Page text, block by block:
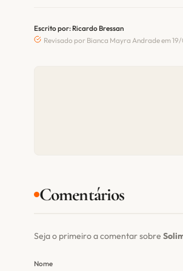
Escrito por: Ricardo Bressan
Revisado por Bianca Mayra Andrade em
Comentários
Seja o primeiro a comentar sobre
Nome